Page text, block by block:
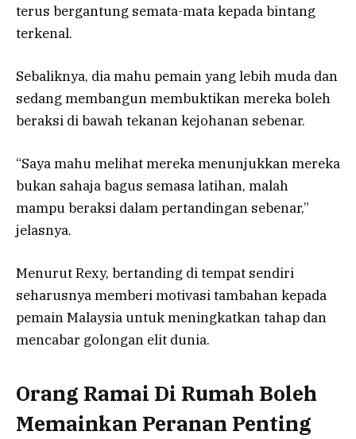
terus bergantung semata-mata kepada bintang
terkenal.
Sebaliknya, dia mahu pemain yang lebih muda dan
sedang membangun membuktikan mereka boleh
beraksi di bawah tekanan kejohanan sebenar.
“Saya mahu melihat mereka menunjukkan mereka
bukan sahaja bagus semasa latihan, malah
mampu beraksi dalam pertandingan sebenar,”
jelasnya.
Menurut Rexy, bertanding di tempat sendiri
seharusnya memberi motivasi tambahan kepada
pemain Malaysia untuk meningkatkan tahap dan
mencabar golongan elit dunia.
Orang Ramai Di Rumah Boleh
Memainkan Peranan Penting